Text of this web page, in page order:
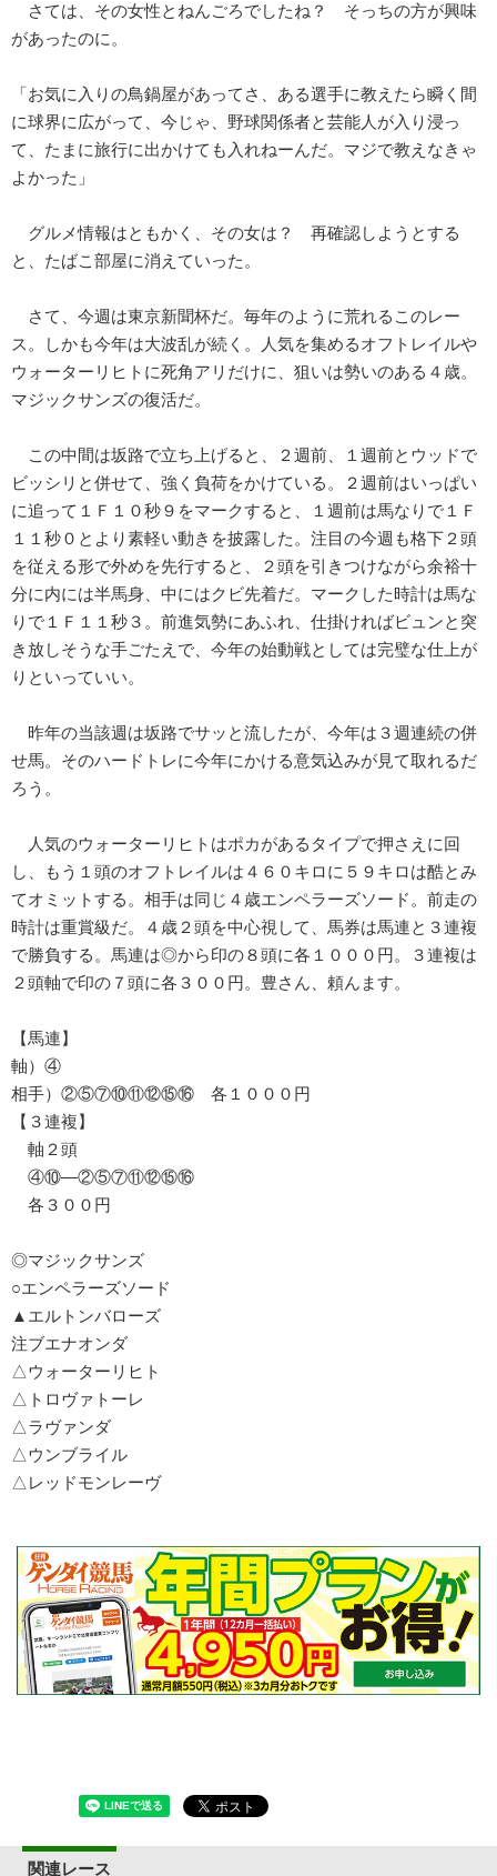
さては、その女性とねんごろでしたね？ そっちの方が興味
があったのに。
「お気に入りの鳥鍋屋があってさ、ある選手に教えたら瞬く間
に球界に広がって、今じゃ、野球関係者と芸能人が入り浸っ
て、たまに旅行に出かけても入れねーんだ。マジで教えなきゃ
よかった」
グルメ情報はともかく、その女は？ 再確認しようとする
と、たばこ部屋に消えていった。
さて、今週は東京新聞杯だ。毎年のように荒れるこのレー
ス。しかも今年は大波乱が続く。人気を集めるオフトレイルや
ウォーターリヒトに死角アリだけに、狙いは勢いのある４歳。
マジックサンズの復活だ。
この中間は坂路で立ち上げると、２週前、１週前とウッドで
ビッシリと併せて、強く負荷をかけている。２週前はいっぱい
に追って１Ｆ１０秒９をマークすると、１週前は馬なりで１Ｆ
１１秒０とより素軽い動きを披露した。注目の今週も格下２頭
を従える形で外めを先行すると、２頭を引きつけながら余裕十
分に内には半馬身、中にはクビ先着だ。マークした時計は馬な
りで１Ｆ１１秒３。前進気勢にあふれ、仕掛ければビュンと突
き放しそうな手ごたえで、今年の始動戦としては完璧な仕上が
りといっていい。
昨年の当該週は坂路でサッと流したが、今年は３週連続の併
せ馬。そのハードトレに今年にかける意気込みが見て取れるだ
ろう。
人気のウォーターリヒトはポカがあるタイプで押さえに回
し、もう１頭のオフトレイルは４６０キロに５９キロは酷とみ
てオミットする。相手は同じ４歳エンペラーズソード。前走の
時計は重賞級だ。４歳２頭を中心視して、馬券は馬連と３連複
で勝負する。馬連は◎から印の８頭に各１０００円。３連複は
２頭軸で印の７頭に各３００円。豊さん、頼んます。
【馬連】
軸）④
相手）②⑤⑦⑩⑪⑫⑮⑯ 各１０００円
【３連複】
軸２頭
④⑩―②⑤⑦⑪⑫⑮⑯
各３００円
◎マジックサンズ
○エンペラーズソード
▲エルトンバローズ
注ブエナオンダ
△ウォーターリヒト
△トロヴァトーレ
△ラヴァンダ
△ウンブライル
△レッドモンレーヴ
関連レース